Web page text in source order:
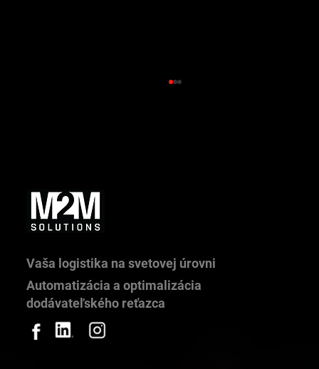
Riadenie príchodov kamiónov v praxi
Vaša logistika na svetovej úrovni
Automatizácia a optimalizácia
dodávateľského reťazca